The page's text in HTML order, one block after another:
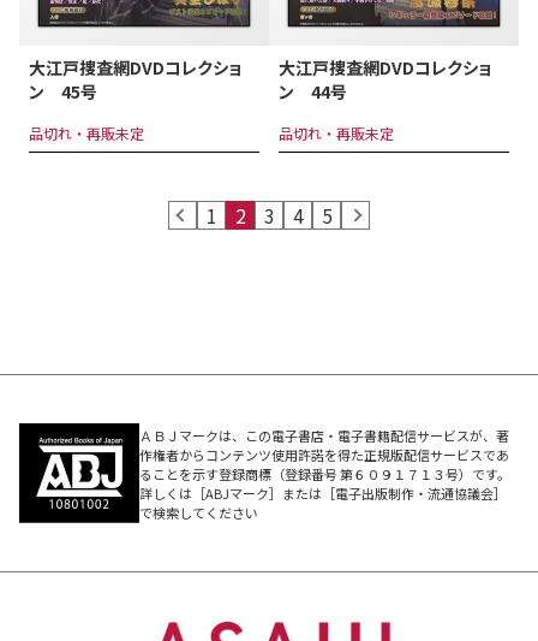
大江戸捜査網DVDコレクショ
ン 45号
品切れ・再販未定
大江戸捜査網DVDコレクショ
ン 44号
品切れ・再販未定
prev 1 2 3 4 5 next
ＡＢＪマークは、この電子書店・電子書籍配信サービスが、著
作権者からコンテンツ使用許諾を得た正規版配信サービスであ
ることを示す登録商標（登録番号 第６０９１７１３号）です。
詳しくは［ABJマーク］または［電子出版制作・流通協議会］
で検索してください